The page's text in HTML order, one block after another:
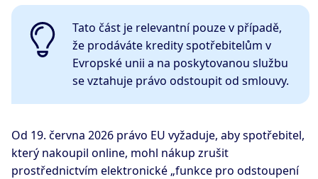
Tato část je relevantní pouze v případě,
že prodáváte kredity spotřebitelům v
Evropské unii a na poskytovanou službu
se vztahuje právo odstoupit od smlouvy.
Od 19. června 2026 právo EU vyžaduje, aby spotřebitel,
který nakoupil online, mohl nákup zrušit
prostřednictvím elektronické „funkce pro odstoupení